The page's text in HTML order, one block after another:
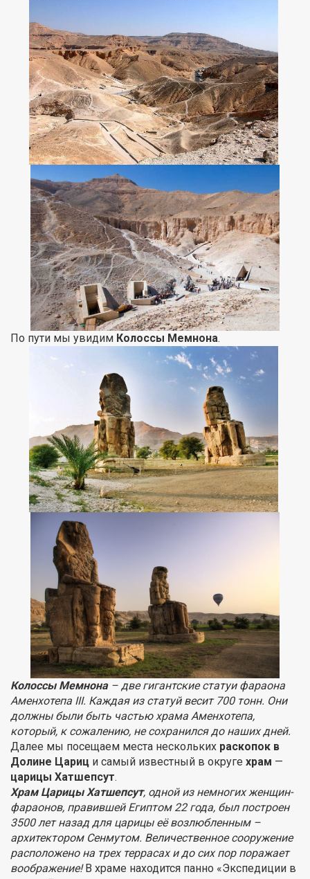
По пути мы увидим Колоссы Мемнона.
Колоссы Мемнона– две гигантские статуи фараона
Аменхотепа III. Каждая из статуй весит 700 тонн. Они
должны были быть частью храма Аменхотепа,
который, к сожалению, не сохранился до наших дней.
Далее мы посещаем места нескольких раскопок в
Долине Цариц и самый известный в округе храм —
царицы Хатшепсут.
Храм Царицы Хатшепсут, одной из немногих женщин-
фараонов, правившей Египтом 22 года, был построен
3500 лет назад для царицы её возлюбленным –
архитектором Сенмутом. Величественное сооружение
расположено на трех террасах и до сих пор поражает
воображение!В храме находится панно «Экспедиции в